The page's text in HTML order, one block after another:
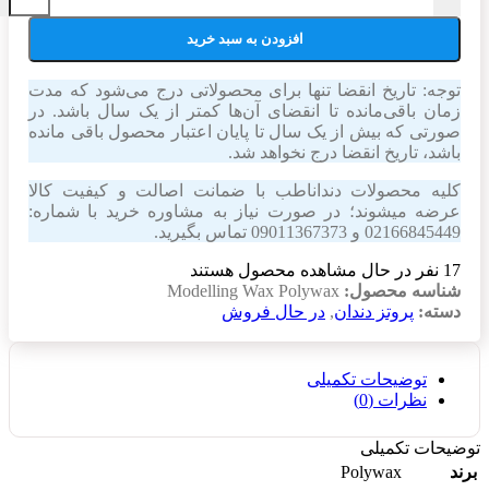
افزودن به سبد خرید
توجه: تاریخ انقضا تنها برای محصولاتی درج می‌شود که مدت
زمان باقی‌مانده تا انقضای آن‌ها کمتر از یک سال باشد. در
صورتی که بیش از یک سال تا پایان اعتبار محصول باقی مانده
باشد، تاریخ انقضا درج نخواهد شد.
کلیه محصولات دنداناطب با ضمانت اصالت و کیفیت کالا
عرضه میشوند؛ در صورت نیاز به مشاوره خرید با شماره:
02166845449 و 09011367373 تماس بگیرید.
17 نفر در حال مشاهده محصول هستند
شناسه محصول: Modelling Wax Polywax
دسته: پروتز دندان, در حال فروش
توضیحات تکمیلی
نظرات (0)
توضیحات تکمیلی
برند
Polywax